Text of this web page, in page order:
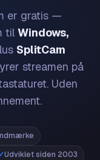
er gratis —
til Windows,
SplitCam
streamen på
Uden
Udviklet siden 2003